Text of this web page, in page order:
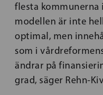
flesta kommunerna
modellen är inte
optimal, men
som i
ändrar på
grad, säger Rehn-